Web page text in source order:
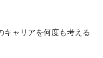
キャリアを何度も考える